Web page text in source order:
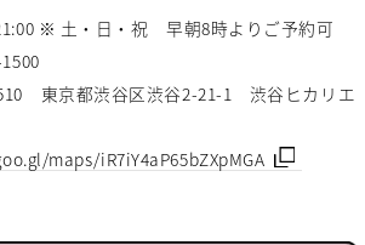
※ 土・日・祝 早朝8時よりご予約可
東京都渋谷区渋谷2-21-1 渋谷ヒカリエ
maps/iR7iY4aP65bZXpMGA